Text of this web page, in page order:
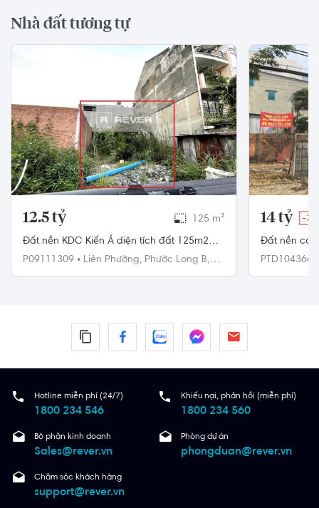
Nhà đất tương tự
12.5 tỷ 125 m²
Đất nền KDC Kiến Á diện tích đất 125m2
rộng thoáng, khu dân cư hiện hữu.
P09111309 • Liên Phường, Phước Long B,
14 tỷ -3%
Đất nền có
gần
PTD104366
Hotline miễn phí (24/7)
1800 234 546
Khiếu nại, phản hồi (miễn phí)
1800 234 560
Bộ phận kinh doanh
Sales@rever.vn
Phòng dự án
phongduan@rever.vn
Chăm sóc khách hàng
support@rever.vn